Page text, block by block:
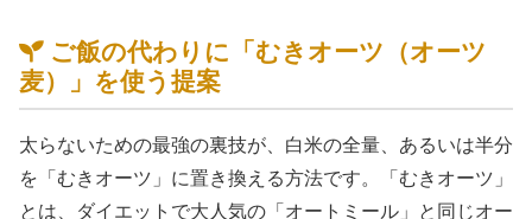
ご飯の代わりに「むきオーツ（オーツ
麦）」を使う提案
太らないための最強の裏技が、白米の全量、あるいは半分
を「むきオーツ」に置き換える方法です。「むきオーツ」
とは、ダイエットで大人気の「オートミール」と同じオー